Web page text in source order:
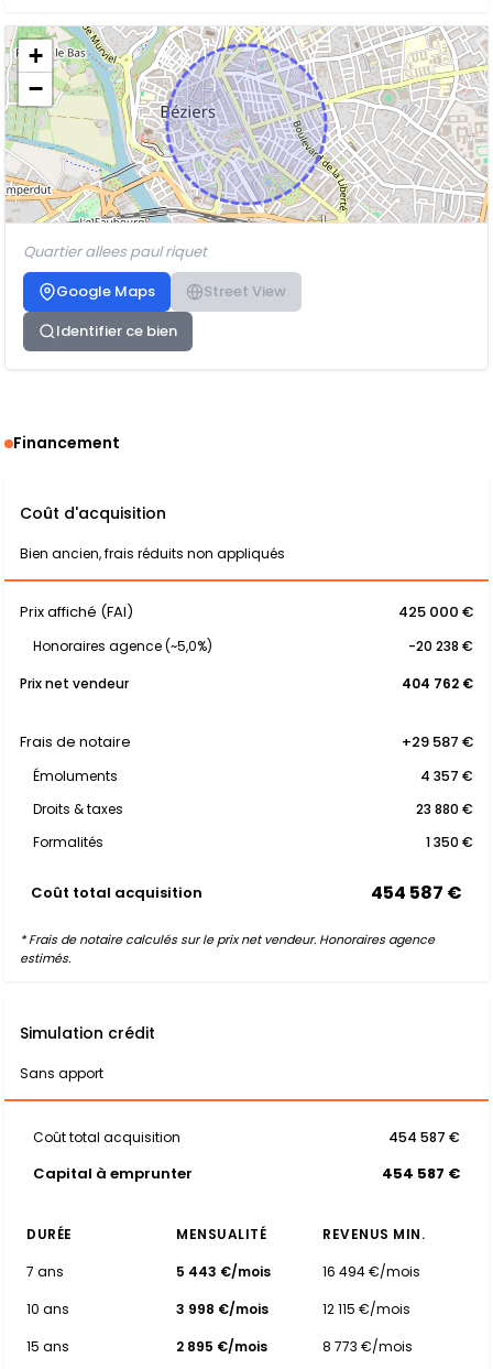
+
−
Quartier allees paul riquet
Google Maps
Street View
Identifier ce bien
Financement
Coût d'acquisition
Bien ancien, frais réduits non appliqués
Prix affiché (FAI) 425 000 €
Honoraires agence (~5,0%)
-20 238 €
Prix net vendeur
404 762 €
Frais de notaire +29 587 €
Émoluments
4 357 €
Droits & taxes
23 880 €
Formalités
1 350 €
Coût total acquisition 454 587 €
* Frais de notaire calculés sur le prix net vendeur. Honoraires agence
estimés.
Simulation crédit
Sans apport
Coût total acquisition 454 587 €
Capital à emprunter 454 587 €
DURÉE MENSUALITÉ
REVENUS MIN.
7 ans
5 443 €/mois
16 494 €/mois
10 ans
3 998 €/mois
12 115 €/mois
15 ans
2 895 €/mois 8 773 €/mois